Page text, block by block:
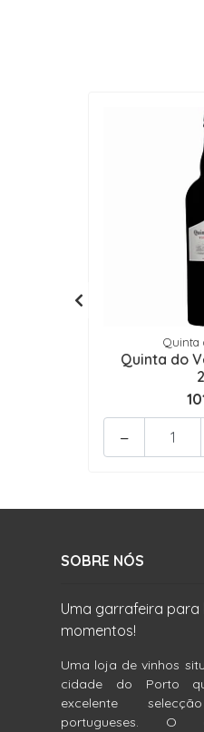
Quinta
Quinta do
-
SOBRE NÓS
Uma garrafeira para
momentos!
Uma loja de vinhos
cidade do Porto
excelente
portugueses. O